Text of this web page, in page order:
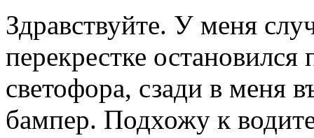
Здравствуйте. У меня
перекрестке
светофора, сзади в меня
бампер. Подхожу к